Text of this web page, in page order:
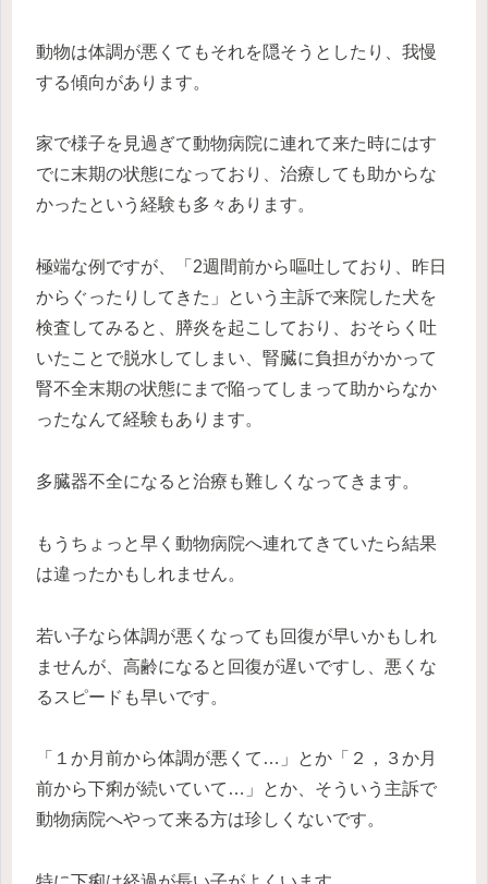
動物は体調が悪くてもそれを隠そうとしたり、我慢
する傾向があります。
家で様子を見過ぎて動物病院に連れて来た時にはす
でに末期の状態になっており、治療しても助からな
かったという経験も多々あります。
極端な例ですが、「2週間前から嘔吐しており、昨日
からぐったりしてきた」という主訴で来院した犬を
検査してみると、膵炎を起こしており、おそらく吐
いたことで脱水してしまい、腎臓に負担がかかって
腎不全末期の状態にまで陥ってしまって助からなか
ったなんて経験もあります。
多臓器不全になると治療も難しくなってきます。
もうちょっと早く動物病院へ連れてきていたら結果
は違ったかもしれません。
若い子なら体調が悪くなっても回復が早いかもしれ
ませんが、高齢になると回復が遅いですし、悪くな
るスピードも早いです。
「１か月前から体調が悪くて…」とか「２，３か月
前から下痢が続いていて…」とか、そういう主訴で
動物病院へやって来る方は珍しくないです。